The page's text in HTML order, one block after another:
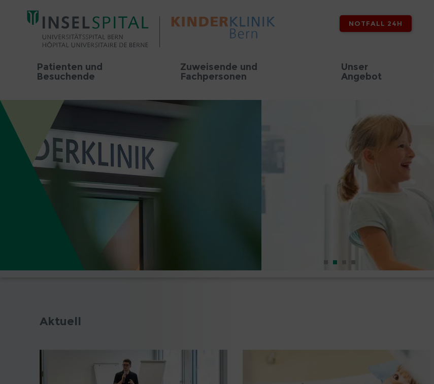
NOTFALL 24H
Patienten und
Besuchende
Zuweisende und
Fachpersonen
Unser
Angebot
Aktuell